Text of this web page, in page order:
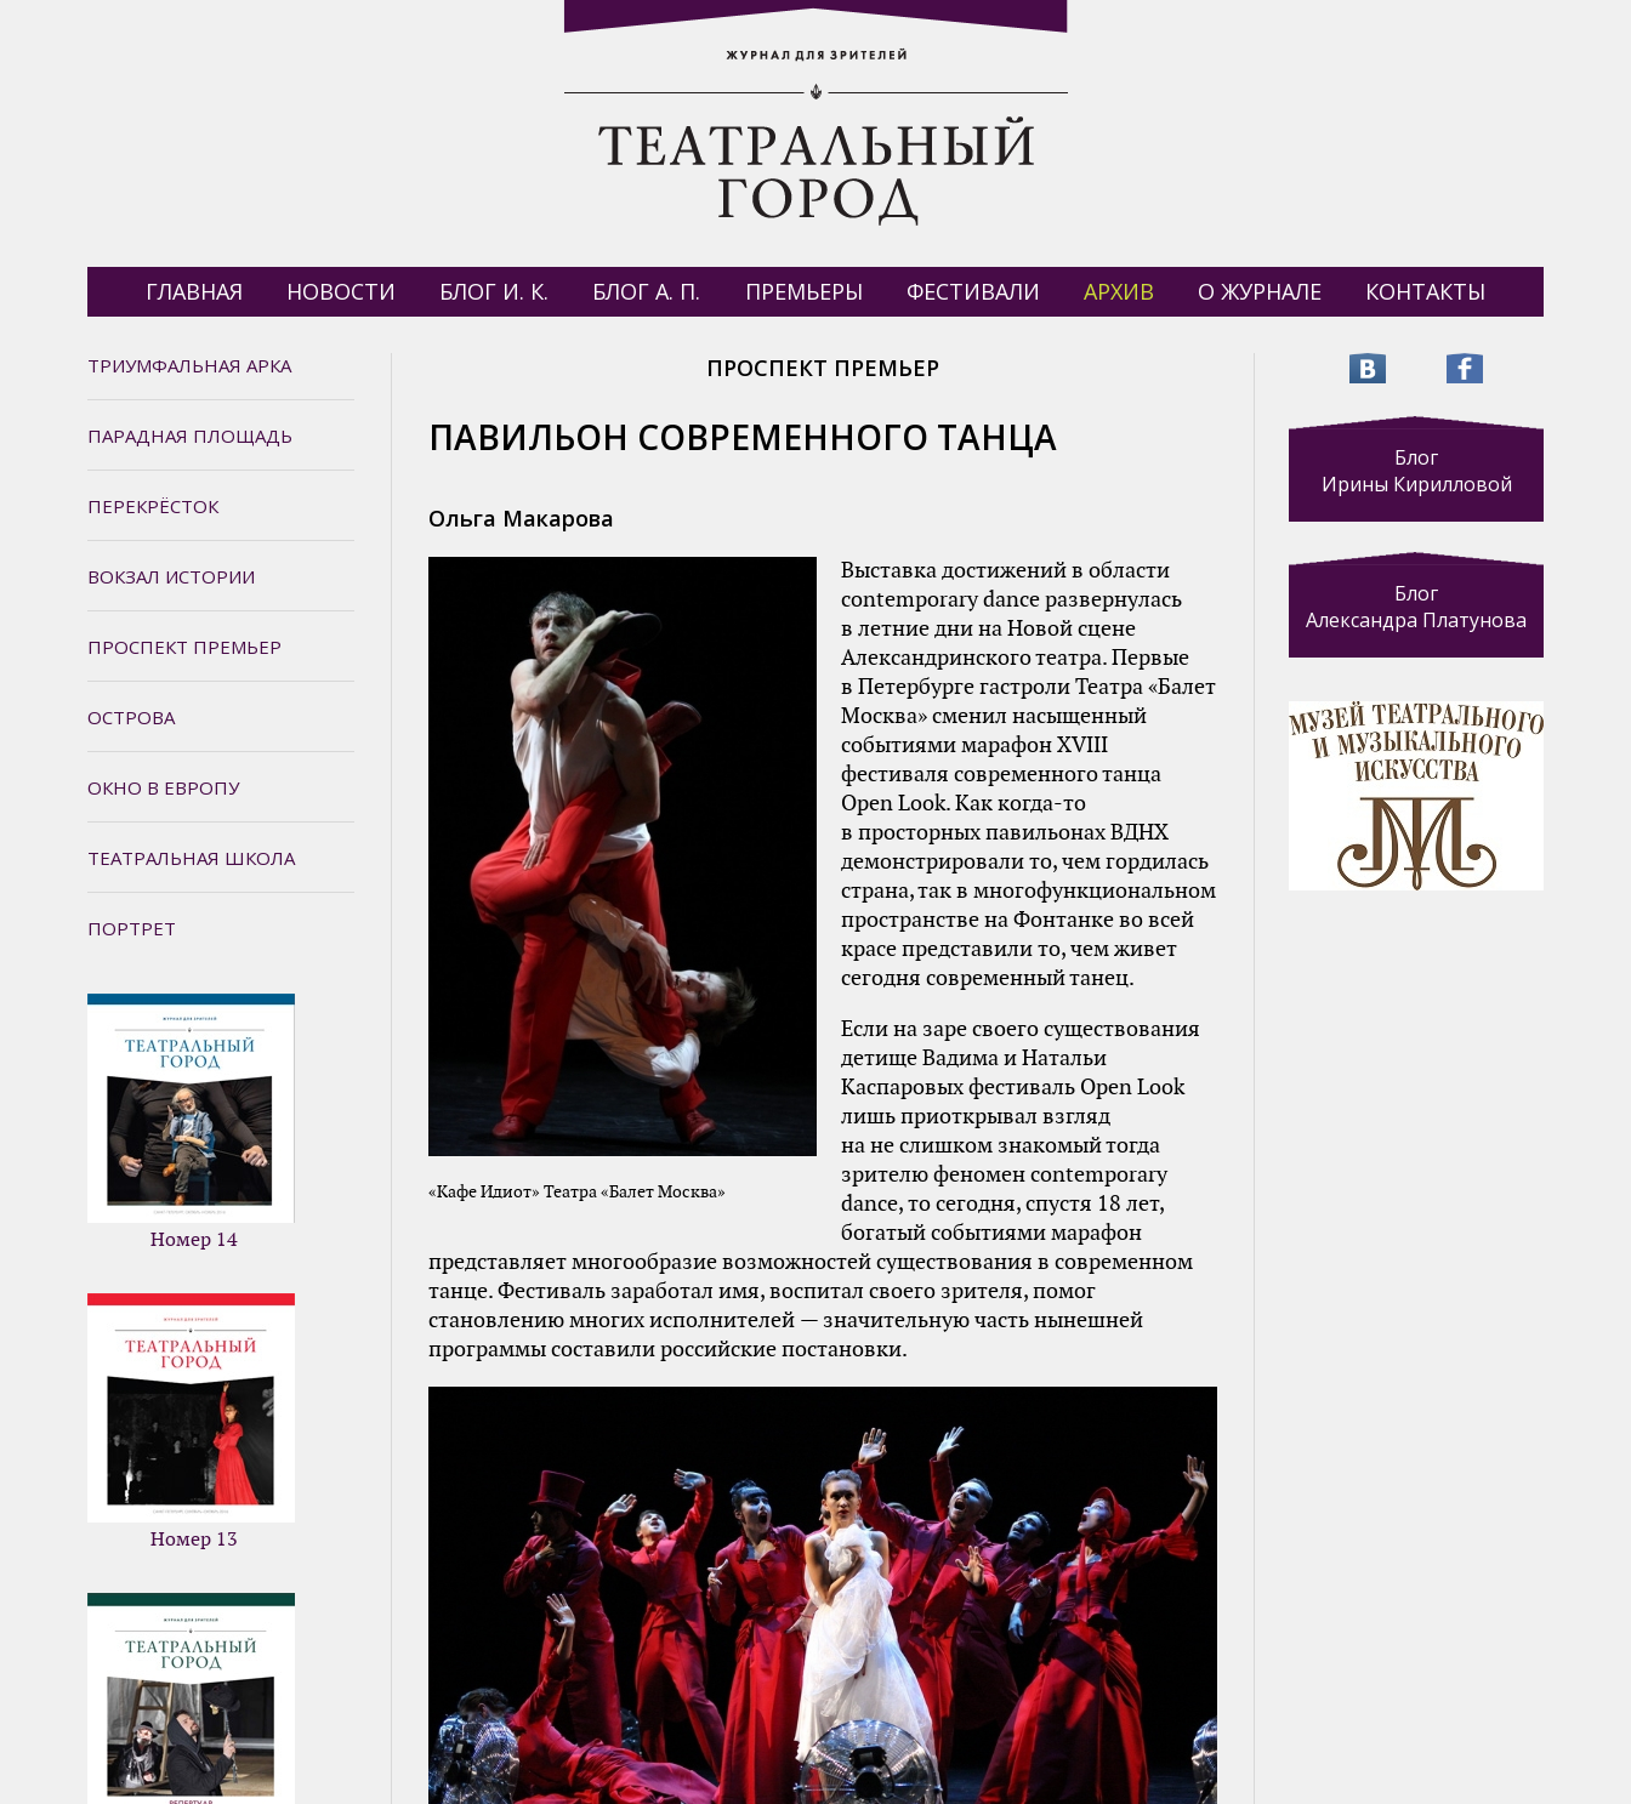
ГЛАВНАЯ НОВОСТИ БЛОГ И. К. БЛОГ А. П. ПРЕМЬЕРЫ ФЕСТИВАЛИ АРХИВ О ЖУРНАЛЕ КОНТАКТЫ
ТРИУМФАЛЬНАЯ АРКА
ПАРАДНАЯ ПЛОЩАДЬ
ПЕРЕКРЁСТОК
ВОКЗАЛ ИСТОРИИ
ПРОСПЕКТ ПРЕМЬЕР
ОСТРОВА
ОКНО В ЕВРОПУ
ТЕАТРАЛЬНАЯ ШКОЛА
ПОРТРЕТ
Номер 14
Номер 13
ПРОСПЕКТ ПРЕМЬЕР
ПАВИЛЬОН СОВРЕМЕННОГО ТАНЦА
Ольга Макарова
«Кафе Идиот» Театра «Балет Москва»
Выставка достижений в области
contemporary dance развернулась
в летние дни на Новой сцене
Александринского театра. Первые
в Петербурге гастроли Театра «Балет
Москва» сменил насыщенный
событиями марафон XVIII
фестиваля современного танца
Open Look. Как когда-то
в просторных павильонах ВДНХ
демонстрировали то, чем гордилась
страна, так в многофункциональном
пространстве на Фонтанке во всей
красе представили то, чем живет
сегодня современный танец.
Если на заре своего существования
детище Вадима и Натальи
Каспаровых фестиваль Open Look
лишь приоткрывал взгляд
на не слишком знакомый тогда
зрителю феномен contemporary
dance, то сегодня, спустя 18 лет,
богатый событиями марафон
представляет многообразие возможностей существования в современном
танце. Фестиваль заработал имя, воспитал своего зрителя, помог
становлению многих исполнителей — значительную часть нынешней
программы составили российские постановки.
Блог
Ирины Кирилловой
Блог
Александра Платунова